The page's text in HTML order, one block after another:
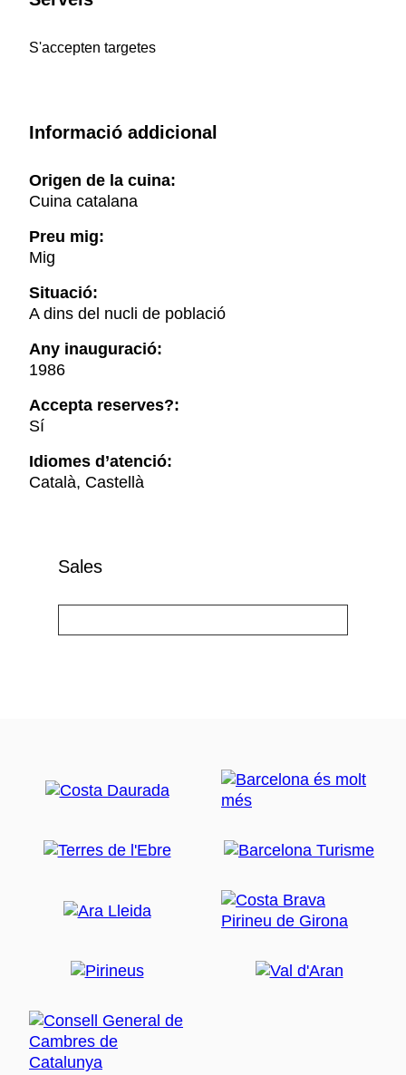
S'accepten targetes
Informació addicional
Origen de la cuina:
Cuina catalana
Preu mig:
Mig
Situació:
A dins del nucli de població
Any inauguració:
1986
Accepta reserves?:
Sí
Idiomes d’atenció:
Català, Castellà
Sales